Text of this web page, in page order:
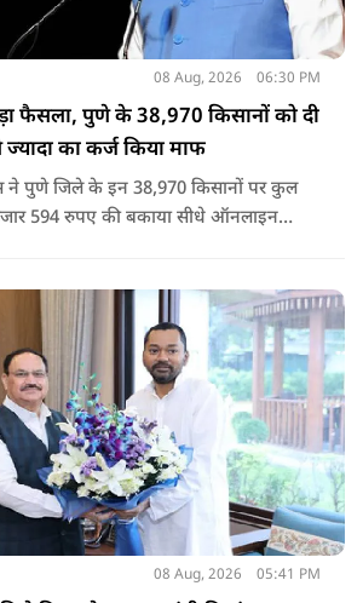
08 Aug, 2026 06:30 PM
फैसला, पुणे के 38,970 किसानों को दी
का कर्ज किया माफ
ने पुणे जिले के इन 38,970 किसानों पर कुल
594 रुपए की बकाया सीधे ऑनलाइन
08 Aug, 2026 05:41 PM